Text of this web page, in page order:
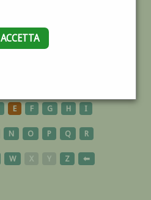
ACCETTA
E F G H I
N O P Q R
W X Y Z ⬅